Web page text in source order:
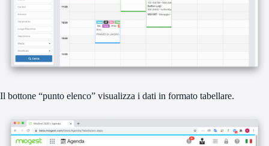
Il bottone “punto elenco” visualizza i dati in formato tabellare.